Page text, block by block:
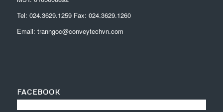
Tel: 024.3629.1259Fax: 024.3629.1260
Email: tranngoc@conveytechvn.com
FACEBOOK